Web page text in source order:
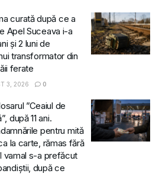
curată după ce a
Apel Suceava i-a
și 2 luni de
transformator din
ferate
3, 2026 0
”Ceaiul de
după 11 ani.
pentru mită
la carte, rămas fără
vamal s-a prefăcut
după ce